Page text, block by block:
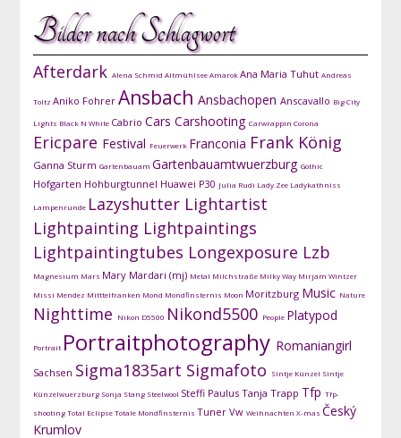
Bilder nach Schlagwort
Afterdark Alena Schmid AltmühlseeAmarokAna Maria Tuhut Andreas
Toltz Aniko Fohrer Ansbach Ansbachopen Anscavallo Big City
Lights Black N White Cabrio Cars Carshooting Carwrappin Corona
Ericpare Festival Feuerwerk Franconia Frank König
Ganna Sturm Gartenbauam Gartenbauamtwuerzburg Gothic
Hofgarten Hohburgtunnel Huawei P30 Julia Rudi Lady Zee Ladykathniss
Lampenrunde Lazyshutter Lightartist
Lightpainting Lightpaintings
Lightpaintingtubes Longexposure Lzb
Magnesium Mars Mary Mardari (mj) Metal Milchstraße Milky Way Mirjam Wintzer
Missi Mendez Mitttelfranken Mond Mondfinsternis Moon Moritzburg Music Nature
Nighttime Nikon D5500 Nikond5500 People Platypod
Portrait Portraitphotography Romaniangirl
Sachsen Sigma1835art Sigmafoto Sintje Künzel Sintje
Künzelwuerzburg Sonja Stang Steelwool Steffi Paulus Tanja Trapp Tfp Tfp-
shootingTotal EclipseTotale Mondfinsternis Tuner Vw Weihnachten X-mas Český
Krumlov